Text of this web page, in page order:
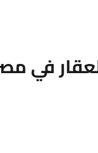
في